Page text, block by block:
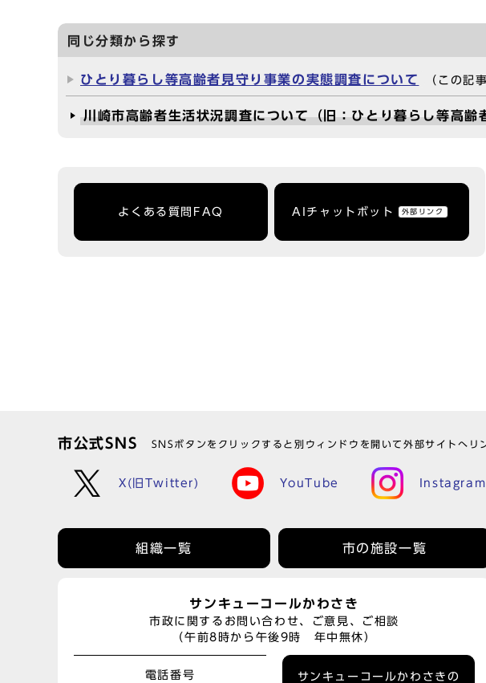
同じ分類から探す
ひとり暮らし等高齢者見守り事業の実態調査について （この記
川崎市高齢者生活状況調査について（旧：ひとり暮らし等高齢
よくある質問FAQ AIチャットボット 外部リンク
市公式SNS SNSボタンをクリックすると別ウィンドウを開いて外部サイトへリ
X(旧Twitter) YouTube Instagram
組織一覧 市の施設一覧
サンキューコールかわさき
市政に関するお問い合わせ、ご意見、ご相談
（午前8時から午後9時 年中無休）
電話番号 サンキューコールかわさきの